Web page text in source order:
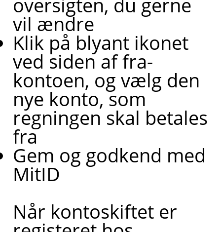
vil ændre
Klik på blyant ikonet
ved siden af fra-
kontoen, og vælg den
nye konto, som
regningen skal betales
fra
Gem og godkend med
MitID
Når kontoskiftet er